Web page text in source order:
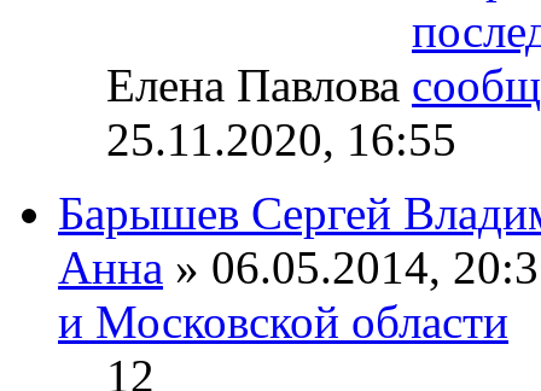
Елена Павлова
25.11.2020, 16:55
Барышев Сергей
Анна » 06.05.2014,
и Московской области
12